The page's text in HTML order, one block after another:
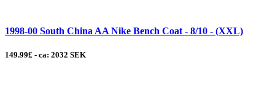
1998-00 South China AA Nike Bench Coat - 8/10 - (XXL)
149.99£ - ca: 2032 SEK